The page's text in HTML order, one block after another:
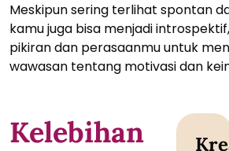
Meskipun sering terlihat spontan
kamu juga bisa menjadi
pikiran dan perasaanmu untuk
wawasan tentang motivasi dan
Kelebihan